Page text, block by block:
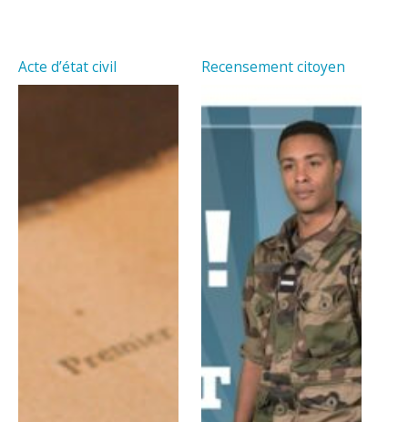
Acte d’état civil Recensement citoyen